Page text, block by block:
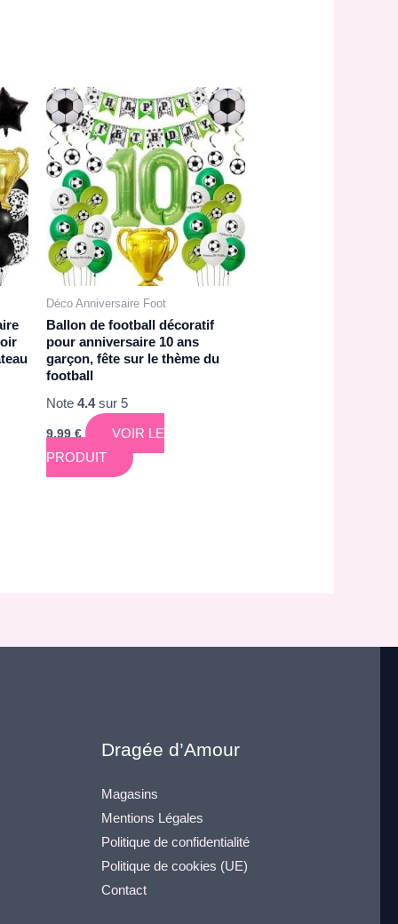
Déco Anniversaire Foot
Ballon de football décoratif
pour anniversaire 10 ans
garçon, fête sur le thème du
football
Note4.4sur 5
9,99€
VOIR LE
PRODUIT
Dragée d’Amour
Magasins
Mentions Légales
Politique de confidentialité
Politique de cookies (UE)
Contact